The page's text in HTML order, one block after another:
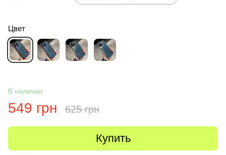
Цвет
В наличии
549 грн 625 грн
Купить